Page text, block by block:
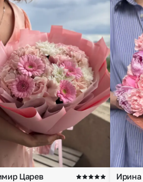
Царев Ирина